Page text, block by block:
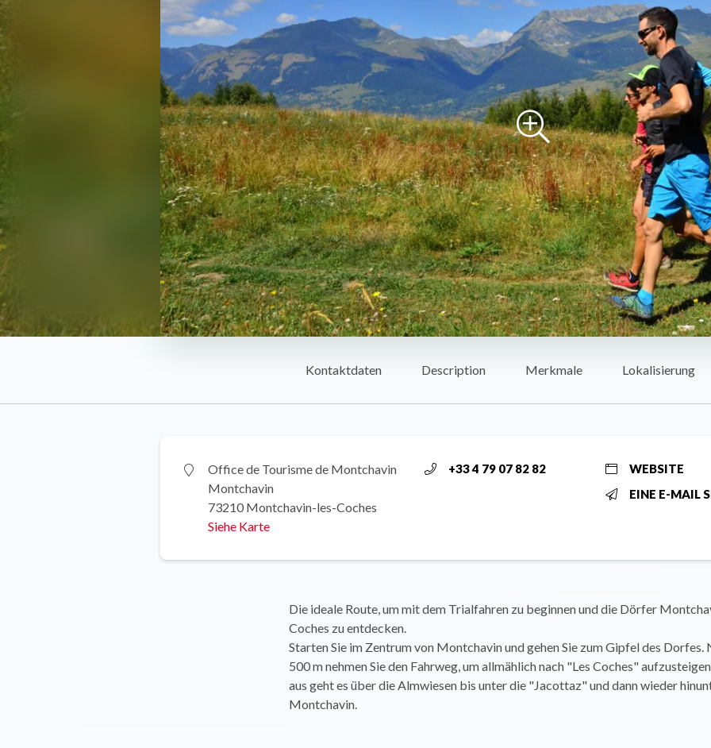
Kontaktdaten Description Merkmale Lokalisierung
Office de Tourisme de Montchavin
Montchavin
73210 Montchavin-les-Coches
Siehe Karte
+33 4 79 07 82 82
WEBSITE
EINE E-MAIL
Die ideale Route, um mit dem Trialfahren zu beginnen und die Dörfer
Coches zu entdecken.
Starten Sie im Zentrum von Montchavin und gehen Sie zum Gipfel des Dorfes.
500 m nehmen Sie den Fahrweg, um allmählich nach "Les Coches"
aus geht es über die Almwiesen bis unter die "Jacottaz" und dann wieder
Montchavin.